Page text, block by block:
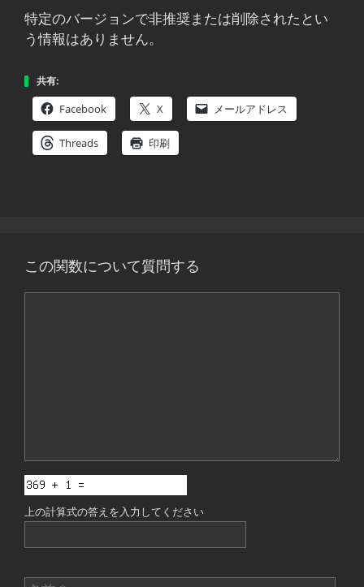
特定のバージョンで非推奨または削除されたとい
う情報はありません。
共有:
Facebook X メールアドレス
Threads 印刷
この関数について質問する
上の計算式の答えを入力してください